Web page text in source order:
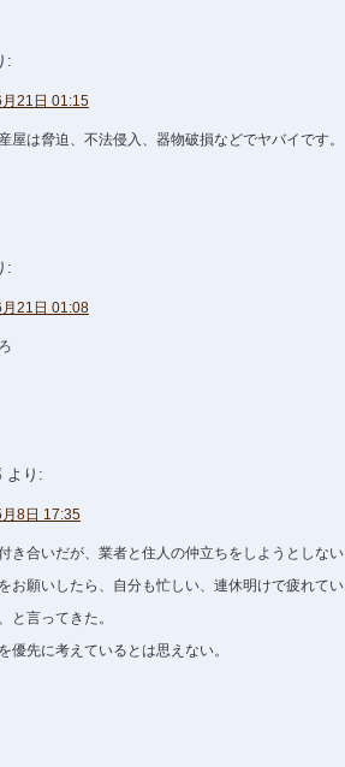
:
21日 01:15
屋は脅迫、不法侵入、器物破損などでヤバイです。
:
21日 01:08
より:
8日 17:35
き合いだが、業者と住人の仲立ちをしようとしな
お願いしたら、自分も忙しい、連休明けで疲れて
と言ってきた。
優先に考えているとは思えない。